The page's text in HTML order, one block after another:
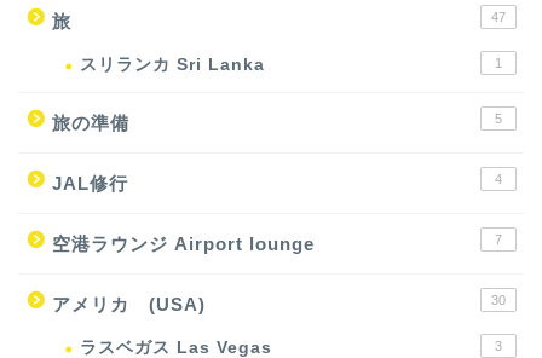
旅 47
スリランカ Sri Lanka 1
旅の準備 5
JAL修行 4
空港ラウンジ Airport lounge 7
アメリカ (USA) 30
ラスベガス Las Vegas 3